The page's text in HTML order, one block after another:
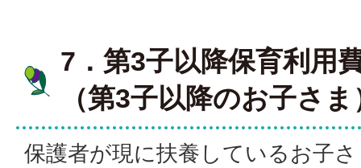
7．第3子以降保育利用
（第3子以降のお子さま
保護者が現に扶養しているお子